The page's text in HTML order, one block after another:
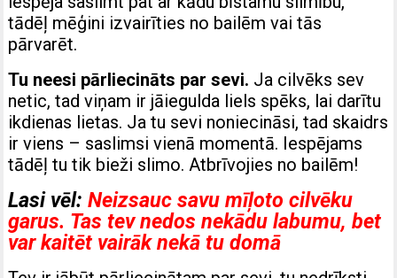
tādēļ mēģini izvairīties no bailēm vai tās
pārvarēt.
Tu neesi pārliecināts par sevi. Ja cilvēks sev
netic, tad viņam ir jāiegulda liels spēks, lai darītu
ikdienas lietas. Ja tu sevi noniecināsi, tad skaidrs
ir viens – saslimsi vienā momentā. Iespējams
tādēļ tu tik bieži slimo. Atbrīvojies no bailēm!
Lasi vēl:Neizsauc savu mīļoto cilvēku
garus. Tas tev nedos nekādu labumu, bet
var kaitēt vairāk nekā tu domā